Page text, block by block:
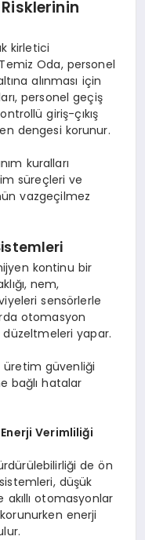
kirletici
Oda, personel
alınması için
personel geçiş
giriş-çıkış
dengesi korunur.
kuralları
süreçleri ve
vazgeçilmez
kontinu bir
nem,
sensörlerle
otomasyon
yapar.
üretim güvenliği
bağlı hatalar
Verimliliği
de ön
düşük
otomasyonlar
enerji